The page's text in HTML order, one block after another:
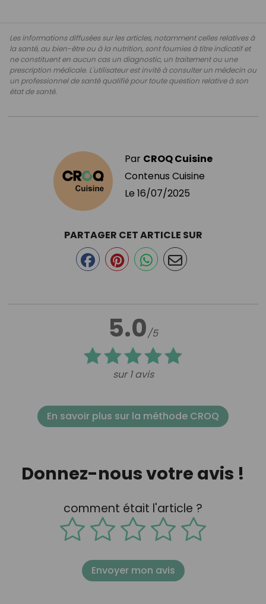
Les informations diffusées sur les articles, notamment celles relatives à
la santé, au bien-être ou à la nutrition, sont fournies à titre indicatif et
ne constituent en aucun cas un diagnostic, un traitement ou une
prescription médicale. L'utilisateur est invité à consulter un médecin ou
un professionnel de santé qualifié pour toute question relative à son
état de santé.
Par CROQ Cuisine
Contenus Cuisine
Le 16/07/2025
5.0/5
sur 1 avis
PARTAGER CET ARTICLE SUR
En savoir plus sur la méthode CROQ
Donnez-nous votre avis !
comment était l'article ?
Envoyer mon avis